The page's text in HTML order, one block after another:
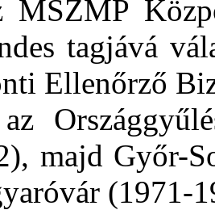
MSZMP
tagjává
Ellenőrző
majd Győr-
(1971-